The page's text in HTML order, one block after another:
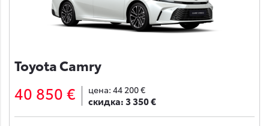
Toyota Camry
40 850 € цена: 44 200 €
скидка:3 350 €